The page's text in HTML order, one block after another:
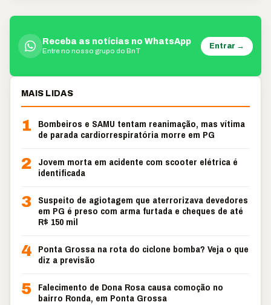
Receba as notícias no WhatsApp
Entre no nosso grupo do BnT
Entrar →
MAIS LIDAS
1
Bombeiros e SAMU tentam reanimação, mas vítima
de parada cardiorrespiratória morre em PG
2
Jovem morta em acidente com scooter elétrica é
identificada
3 Suspeito de agiotagem que aterrorizava devedores
em PG é preso com arma furtada e cheques de até
R$ 150 mil
4 Ponta Grossa na rota do ciclone bomba? Veja o que
diz a previsão
5 Falecimento de Dona Rosa causa comoção no
bairro Ronda, em Ponta Grossa